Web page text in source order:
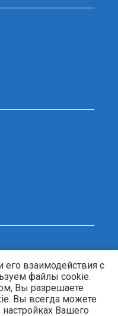
его взаимодействия с
файлы cookie.
Вы разрешаете
Вы всегда можете
Вашего